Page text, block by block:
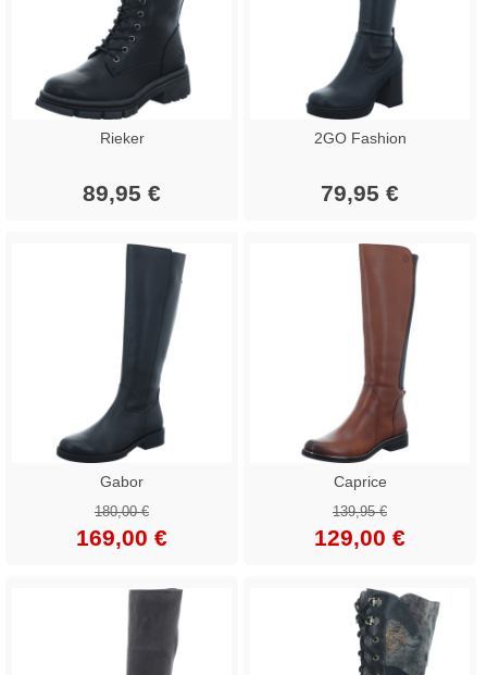
Rieker
89,95 €
2GO Fashion
79,95 €
Gabor
180,00 €
169,00 €
Caprice
139,95 €
129,00 €